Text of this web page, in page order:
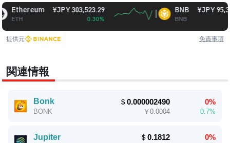
¥JPY 303,523.29 BNB
BNB
¥JPY 95,323.61
提供元 免責事項
関連情報
Bonk
BONK
＄0.000002490
￥ 0.0004
0%
0.7%
Jupiter ＄0.1812 0%